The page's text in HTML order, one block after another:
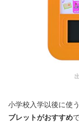
小学校入学以後に使
ブレットがおすすめ